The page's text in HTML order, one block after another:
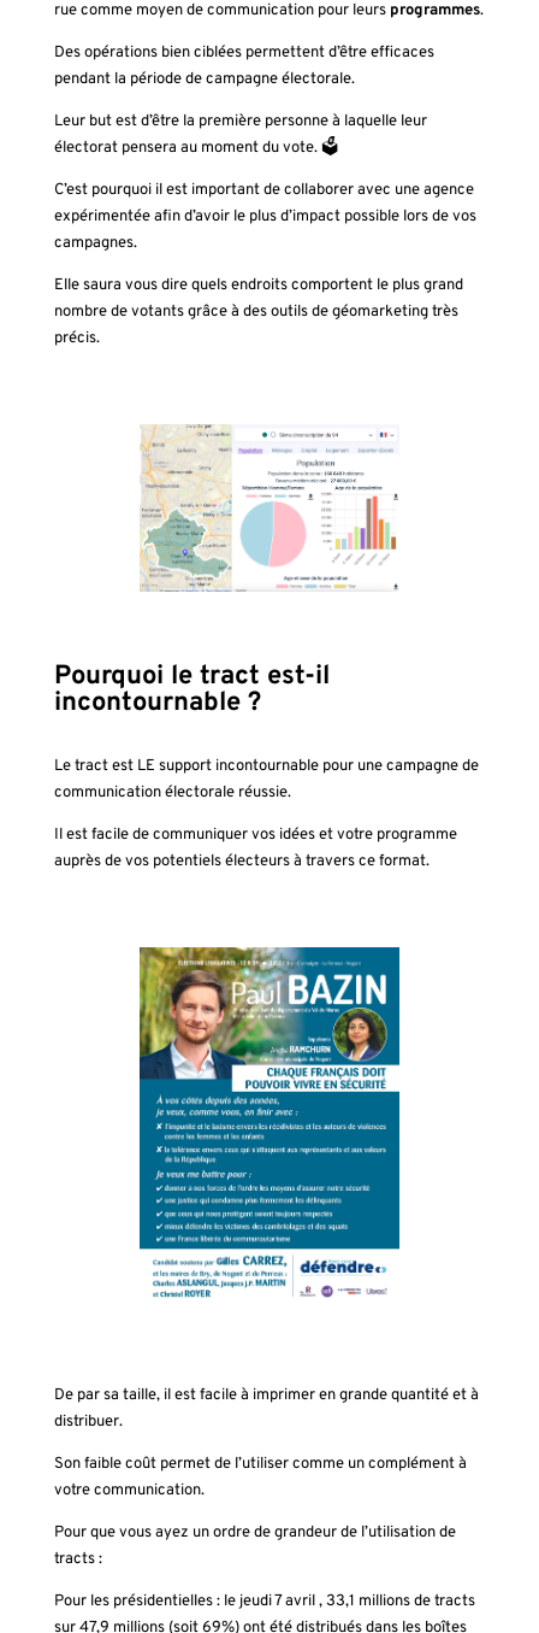
rue comme moyen de communication pour leurs programmes.
Des opérations bien ciblées permettent d’être efficaces
pendant la période de campagne électorale.
Leur but est d’être la première personne à laquelle leur
électorat pensera au moment du vote.🗳
C’est pourquoi il est important de collaborer avec une agence
expérimentée afin d’avoir le plus d’impact possible lors de vos
campagnes.
Elle saura vous dire quels endroits comportent le plus grand
nombre de votants grâce à des outils de géomarketing très
précis.
Pourquoi le tract est-il
incontournable ?
Le tract est LE support incontournable pour une campagne de
communication électorale réussie.
Il est facile de communiquer vos idées et votre programme
auprès de vos potentiels électeurs à travers ce format.
De par sa taille, il est facile à imprimer en grande quantité et à
distribuer.
Son faible coût permet de l’utiliser comme un complément à
votre communication.
Pour que vous ayez un ordre de grandeur de l’utilisation de
tracts :
Pour les présidentielles : le jeudi 7 avril , 33,1 millions de tracts
sur 47,9 millions (soit 69%) ont été distribués dans les boîtes